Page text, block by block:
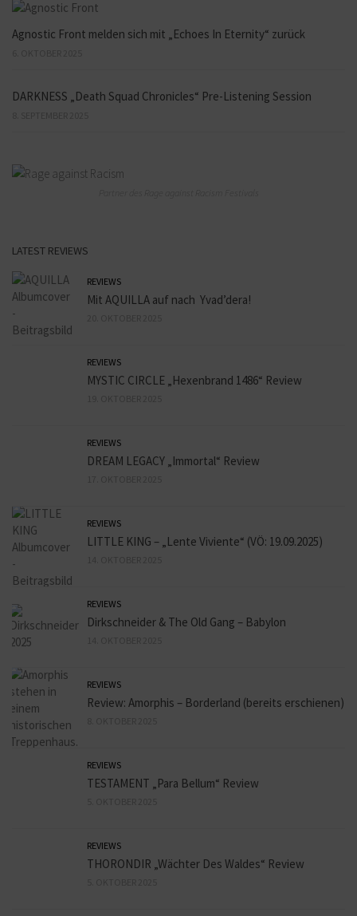
Agnostic Front melden sich mit „Echoes In Eternity“ zurück
DARKNESS „Death Squad Chronicles“ Pre-Listening Session
LATEST REVIEWS
REVIEWS
Mit AQUILLA auf nach Yvad’dera!
REVIEWS
MYSTIC CIRCLE „Hexenbrand 1486“ Review
REVIEWS
DREAM LEGACY „Immortal“ Review
REVIEWS
LITTLE KING – „Lente Viviente“ (VÖ: 19.09.2025)
REVIEWS
Dirkschneider & The Old Gang – Babylon
REVIEWS
Review: Amorphis – Borderland (bereits erschienen)
REVIEWS
TESTAMENT „Para Bellum“ Review
REVIEWS
THORONDIR „Wächter Des Waldes“ Review